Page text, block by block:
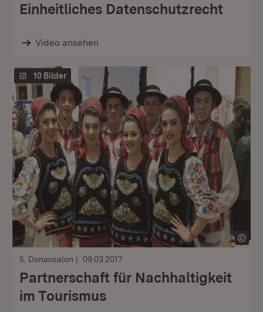
Einheitliches Datenschutzrecht
Video ansehen
10 Bilder
5. Donausalon 09.03.2017
Partnerschaft für Nachhaltigkeit
im Tourismus